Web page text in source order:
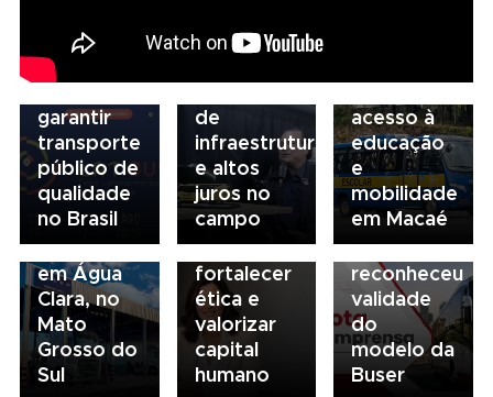
financiamento
garantir
transporte
público de
qualidade
no Brasil
da FAESP
de
infraestrutura
e altos
juros no
campo
acesso à
educação
e
mobilidade
em Macaé
03/08/2026
Volvo
inaugura
concessionária
em Água
Clara, no
Mato
Grosso do
Sul
03/08/2026
transporte:
BRT
Sorocaba
utiliza
compliance
para
fortalecer
ética e
valorizar
capital
humano
03/08/2026
Sindicato
esclarece
que STF
não
reconheceu
validade
do
modelo da
Buser